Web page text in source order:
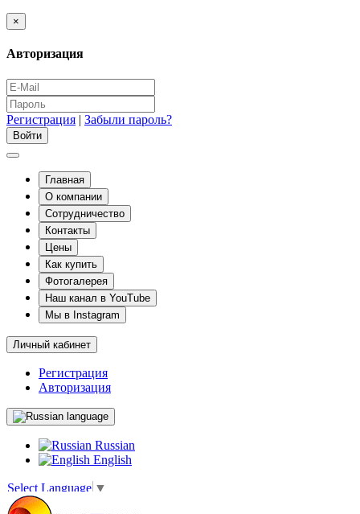
×
Авторизация
Регистрация | Забыли пароль?
Главная
О компании
Сотрудничество
Контакты
Цены
Как купить
Фотогалерея
Наш канал в YouTube
Мы в Instagram
Личный кабинет
Регистрация
Авторизация
language
Russian
English
Select Language ▼